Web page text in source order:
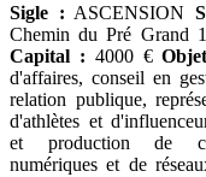
Sigle : ASCENSION
Chemin du Pré Grand
Capital : 4000 €
d'affaires, conseil en
relation publique,
d'athlètes et
et production de
numériques et de